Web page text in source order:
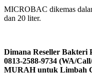
MICROBAC dikemas
dan 20 liter.
Dimana Reseller Bakteri
0813-2588-9734 (WA/
MURAH untuk Limbah